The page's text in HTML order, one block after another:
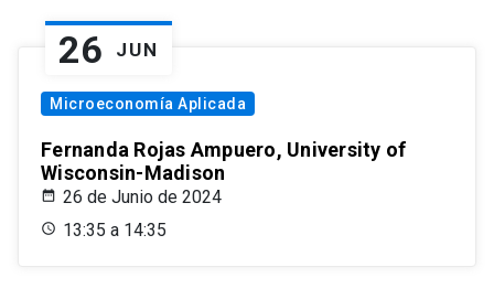
26 JUN
Microeconomía Aplicada
Fernanda Rojas Ampuero, University of
Wisconsin-Madison
26 de Junio de 2024
13:35 a 14:35